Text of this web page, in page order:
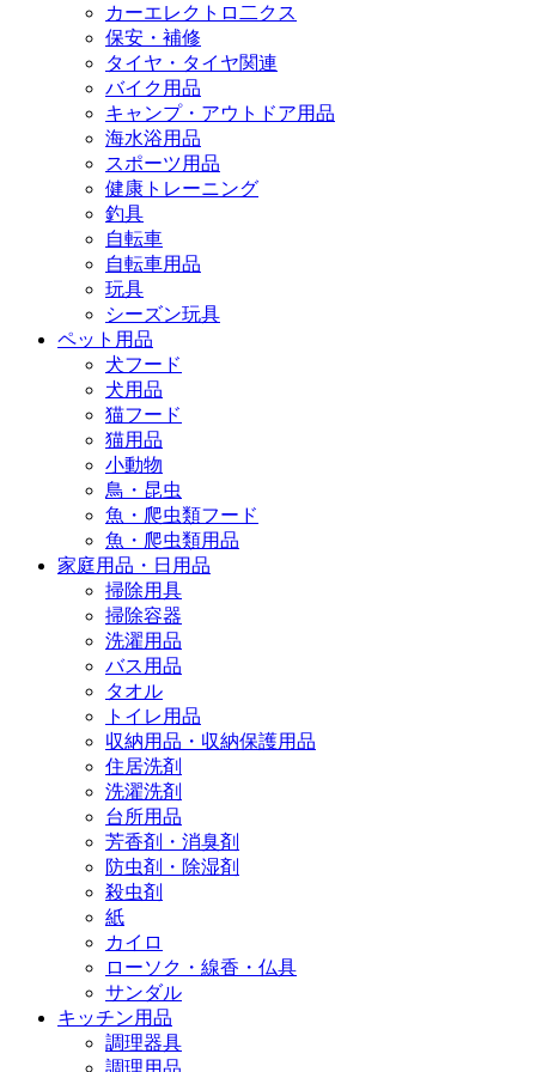
カーエレクトロ二クス
保安・補修
タイヤ・タイヤ関連
バイク用品
キャンプ・アウトドア用品
海水浴用品
スポーツ用品
健康トレーニング
釣具
自転車
自転車用品
玩具
シーズン玩具
ペット用品
犬フード
犬用品
猫フード
猫用品
小動物
鳥・昆虫
魚・爬虫類フード
魚・爬虫類用品
家庭用品・日用品
掃除用具
掃除容器
洗濯用品
バス用品
タオル
トイレ用品
収納用品・収納保護用品
住居洗剤
洗濯洗剤
台所用品
芳香剤・消臭剤
防虫剤・除湿剤
殺虫剤
紙
カイロ
ローソク・線香・仏具
サンダル
キッチン用品
調理器具
調理用品